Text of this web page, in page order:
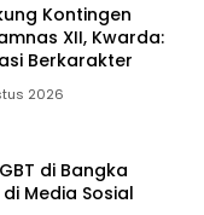
Kontingen
XII, Kwarda:
Berkarakter
2026
di Bangka
Media Sosial